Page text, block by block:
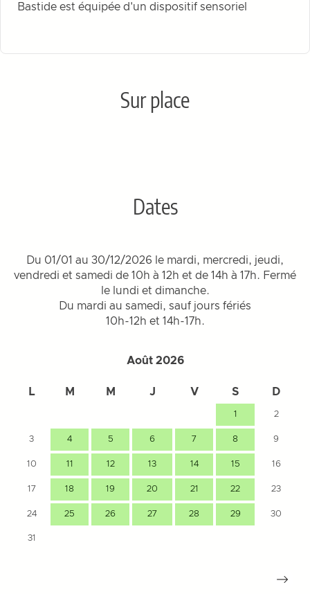
Bastide est équipée d'un dispositif sensoriel
Sur place
Dates
Du 01/01 au 30/12/2026 le mardi, mercredi, jeudi,
vendredi et samedi de 10h à 12h et de 14h à 17h. Fermé
le lundi et dimanche.
Du mardi au samedi, sauf jours fériés
10h-12h et 14h-17h.
Août 2026
L M M J V S D
1 2
3 4 5 6 7 8 9
10 11 12 13 14 15 16
17 18 19 20 21 22 23
24 25 26 27 28 29 30
31